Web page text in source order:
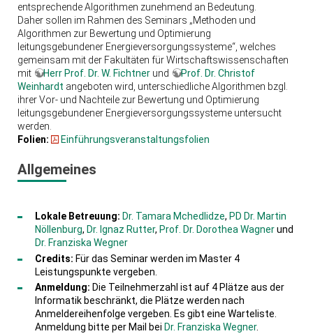
entsprechende Algorithmen zunehmend an Bedeutung.
Daher sollen im Rahmen des Seminars „Methoden und
Algorithmen zur Bewertung und Optimierung
leitungsgebundener Energieversorgungssysteme“, welches
gemeinsam mit der Fakultäten für Wirtschaftswissenschaften
mit
Herr Prof. Dr. W. Fichtnerund
Prof. Dr. Christof
Weinhardt angeboten wird, unterschiedliche Algorithmen bzgl.
ihrer Vor- und Nachteile zur Bewertung und Optimierung
leitungsgebundener Energieversorgungssysteme untersucht
werden.
Folien:
Einführungsveranstaltungsfolien
Allgemeines
Lokale Betreuung: Dr. Tamara Mchedlidze, PD Dr. Martin
Nöllenburg, Dr. Ignaz Rutter, Prof. Dr. Dorothea Wagnerund
Dr. Franziska Wegner
Credits: Für das Seminar werden im Master 4
Leistungspunkte vergeben.
Anmeldung: Die Teilnehmerzahl ist auf 4 Plätze aus der
Informatik beschränkt, die Plätze werden nach
Anmeldereihenfolge vergeben. Es gibt eine Warteliste.
Anmeldung bitte per Mail bei Dr. Franziska Wegner.